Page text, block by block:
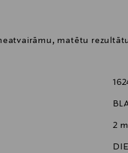
matētu
2